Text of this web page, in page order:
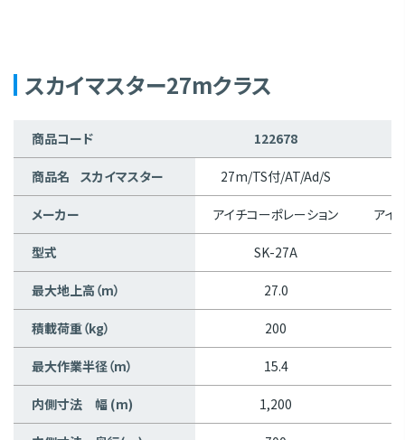
スカイマスター27mクラス
商品コード 122678
商品名 スカイマスター 27m/TS付/AT/Ad/S
メーカー アイチコーポレーション アイ
型式 SK-27A
最大地上高（m） 27.0
積載荷重（kg） 200
最大作業半径（m） 15.4
内側寸法 幅 (m) 1,200